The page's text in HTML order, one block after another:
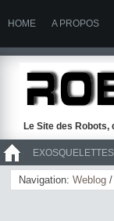
HOME A PROPOS
Le Site des
EXOSQUELETTES
>> ROBOTS
Navigation: Weblog /